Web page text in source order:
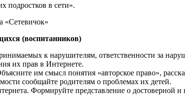
подростков в сети».
«Сетевичок»
(воспитанников)
к нарушителям, ответственности за
их прав в Интернете.
им смысл понятия «авторское право»,
сообщайте родителям о проблемах их детей.
Формируйте представление о достоверной